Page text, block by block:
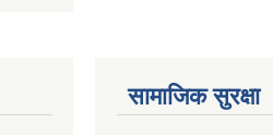
सामाजिक सुरक्षा